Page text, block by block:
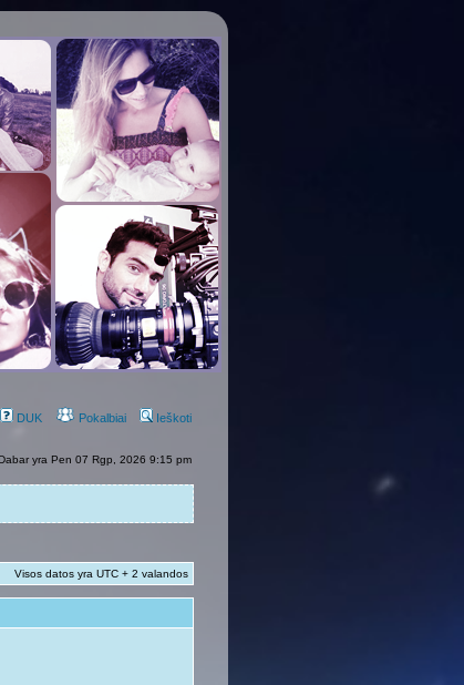
DUK Pokalbiai Ieškoti
yra Pen 07 Rgp, 2026 9:15 pm
Visos datos yra UTC + 2 valandos